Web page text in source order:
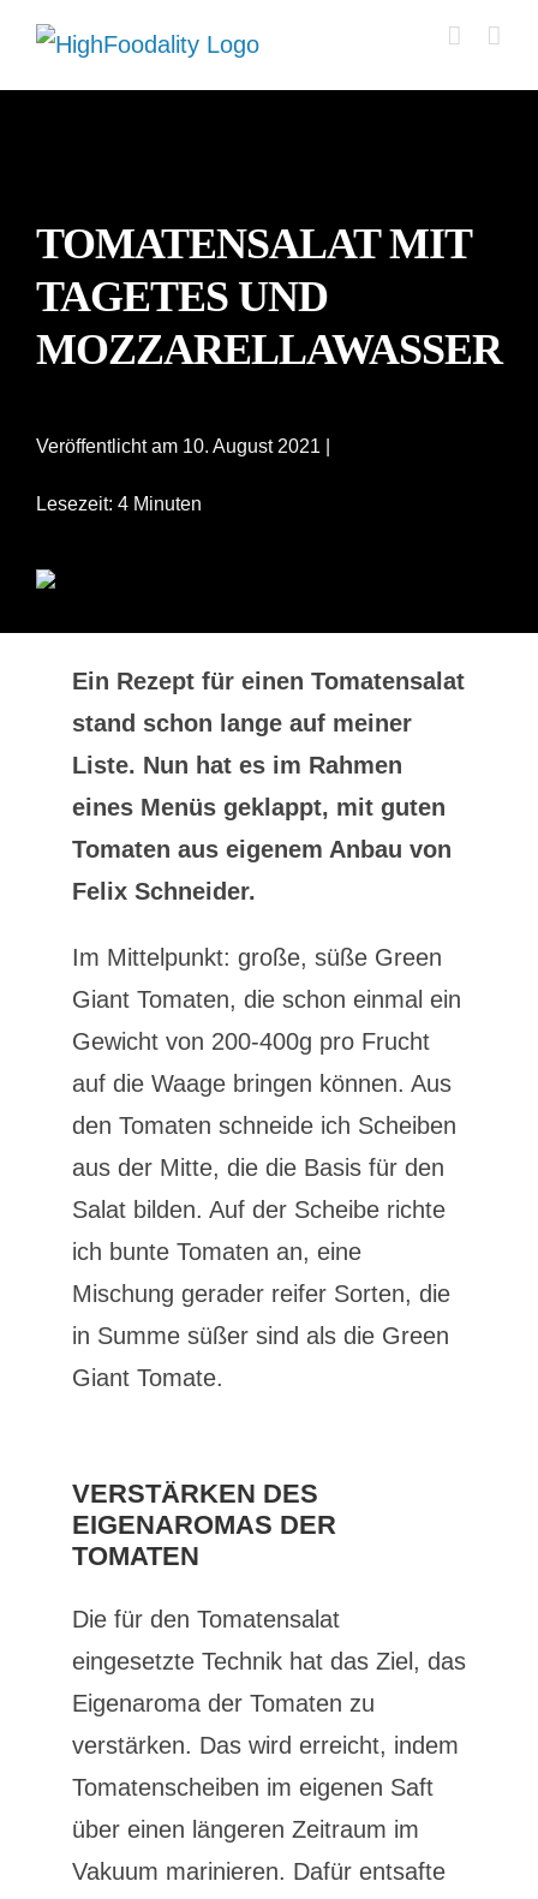
Zum
Inhalt
TOMATENSALAT MIT
TAGETES UND
MOZZARELLAWASSER
Veröffentlicht am 10. August 2021 |
Lesezeit: 4 Minuten
Ein Rezept für einen Tomatensalat
stand schon lange auf meiner
Liste. Nun hat es im Rahmen
eines Menüs geklappt, mit guten
Tomaten aus eigenem Anbau von
Felix Schneider.
Im Mittelpunkt: große, süße Green
Giant Tomaten, die schon einmal ein
Gewicht von 200-400g pro Frucht
auf die Waage bringen können. Aus
den Tomaten schneide ich Scheiben
aus der Mitte, die die Basis für den
Salat bilden. Auf der Scheibe richte
ich bunte Tomaten an, eine
Mischung gerader reifer Sorten, die
in Summe süßer sind als die Green
Giant Tomate.
VERSTÄRKEN DES
EIGENAROMAS DER
TOMATEN
Die für den Tomatensalat
eingesetzte Technik hat das Ziel, das
Eigenaroma der Tomaten zu
verstärken. Das wird erreicht, indem
Tomatenscheiben im eigenen Saft
über einen längeren Zeitraum im
Vakuum marinieren. Dafür entsafte